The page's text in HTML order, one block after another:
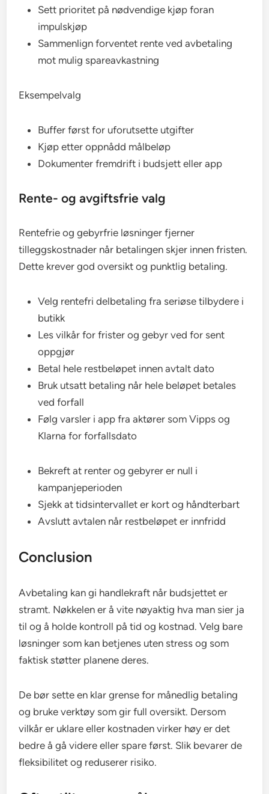
Sett prioritet på nødvendige kjøp foran
impulskjøp
Sammenlign forventet rente ved avbetaling
mot mulig spareavkastning
Eksempelvalg
Buffer først for uforutsette utgifter
Kjøp etter oppnådd målbeløp
Dokumenter fremdrift i budsjett eller app
Rente- og avgiftsfrie valg
Rentefrie og gebyrfrie løsninger fjerner
tilleggskostnader når betalingen skjer innen fristen.
Dette krever god oversikt og punktlig betaling.
Velg rentefri delbetaling fra seriøse tilbydere i
butikk
Les vilkår for frister og gebyr ved for sent
oppgjør
Betal hele restbeløpet innen avtalt dato
Bruk utsatt betaling når hele beløpet betales
ved forfall
Følg varsler i app fra aktører som Vipps og
Klarna for forfallsdato
Bekreft at renter og gebyrer er null i
kampanjeperioden
Sjekk at tidsintervallet er kort og håndterbart
Avslutt avtalen når restbeløpet er innfridd
Conclusion
Avbetaling kan gi handlekraft når budsjettet er
stramt. Nøkkelen er å vite nøyaktig hva man sier ja
til og å holde kontroll på tid og kostnad. Velg bare
løsninger som kan betjenes uten stress og som
faktisk støtter planene deres.
De bør sette en klar grense for månedlig betaling
og bruke verktøy som gir full oversikt. Dersom
vilkår er uklare eller kostnaden virker høy er det
bedre å gå videre eller spare først. Slik bevarer de
fleksibilitet og reduserer risiko.